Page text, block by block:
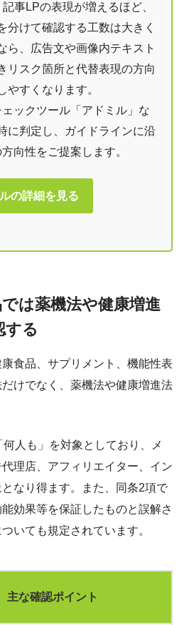
事LPの表現が増えるほど、
分けて確認する工数は大きく
ら、広告文や画像内テキスト
リスク箇所と代替表現の方向
やすくなります。
ックツール「アドミル」な
に判定し、ガイドラインに沿
向性をご提案します。
の詳細を見る
は薬機法や健康増進
する
食品、サプリメント、機能性表
けでなく、薬機法や健康増進法
人も」を対象としており、メ
理店、アフィリエイター、イン
なり得ます。また、同条2項で
効果等を保証したものと誤解さ
いても規定されています。
主な確認ポイント